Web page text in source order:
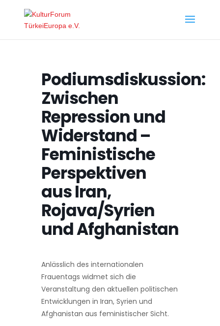
Podiumsdiskussion:
Zwischen
Repression und
Widerstand –
Feministische
Perspektiven
aus Iran,
Rojava/Syrien
und Afghanistan
Anlässlich des internationalen
Frauentags widmet sich die
Veranstaltung den aktuellen politischen
Entwicklungen in Iran, Syrien und
Afghanistan aus feministischer Sicht.